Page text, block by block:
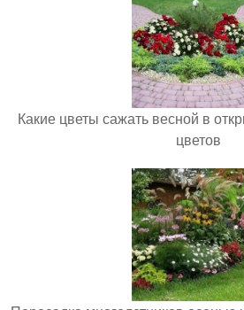
Какие цветы сажать весной в
цветов